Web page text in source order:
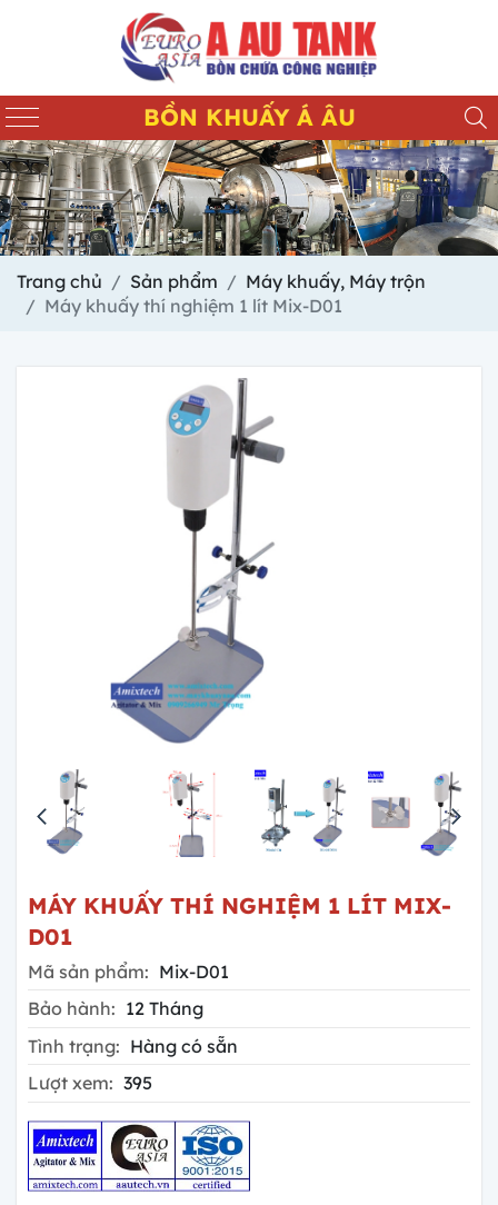
BỒN KHUẤY Á ÂU
Trang chủ Sản phẩm
Máy khuấy, Máy trộn
Máy khuấy thí nghiệm 1 lít Mix-D01
MÁY KHUẤY THÍ NGHIỆM 1 LÍT MIX-
D01
Mã sản phẩm: Mix-D01
Bảo hành: 12 Tháng
Tình trạng: Hàng có sẵn
Lượt xem: 395